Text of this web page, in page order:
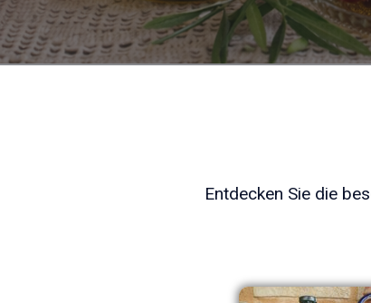
Entdecken Sie die